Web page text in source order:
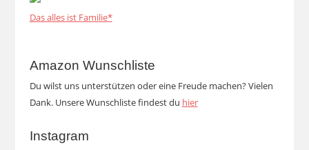
Das alles ist Familie*
Amazon Wunschliste
Du wilst uns unterstützen oder eine Freude machen? Vielen
Dank. Unsere Wunschliste findest du hier
Instagram